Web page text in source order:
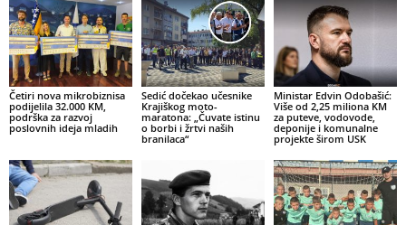
Četiri nova mikrobiznisa
podijelila 32.000 KM,
podrška za razvoj
poslovnih ideja mladih
Sedić dočekao učesnike
Krajiškog moto-
maratona: „Čuvate istinu
o borbi i žrtvi naših
branilaca“
Ministar Edvin Odobašić:
Više od 2,25 miliona KM
za puteve, vodovode,
deponije i komunalne
projekte širom USK